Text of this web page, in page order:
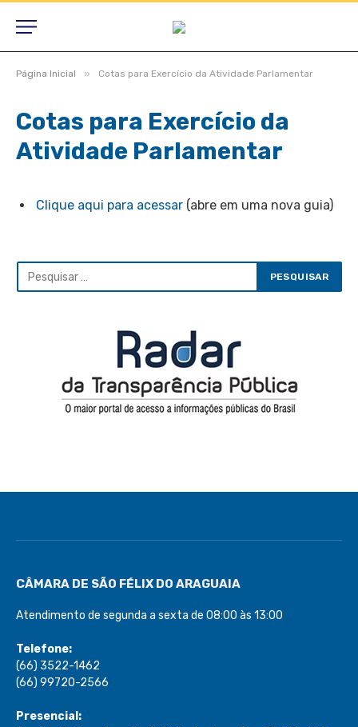
Página Inicial » Cotas para Exercício da Atividade Parlamentar
Cotas para Exercício da
Atividade Parlamentar
Clique aqui para acessar (abre em uma nova guia)
CÂMARA DE SÃO FÉLIX DO ARAGUAIA
Atendimento de segunda a sexta de 08:00 às 13:00
Telefone:
(66) 3522-1462
(66) 99720-2566
Presencial: